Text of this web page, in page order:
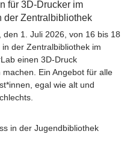
für 3D-Drucker im
der Zentralbibliothek
den 1. Juli 2026, von 16 bis 18
der Zentralbibliothek im
einen 3D-Druck
machen. Ein Angebot für alle
egal wie alt und
in der Jugendbibliothek